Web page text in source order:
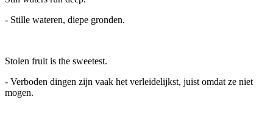
- Stille wateren, diepe gronden.
Stolen fruit is the sweetest.
- Verboden dingen zijn vaak het verleidelijkst, juist omdat ze niet
mogen.